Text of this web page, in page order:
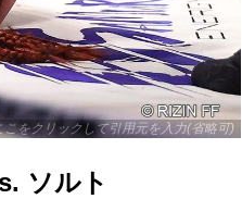
をクリックして引用元を入力(省略可)
ソルト